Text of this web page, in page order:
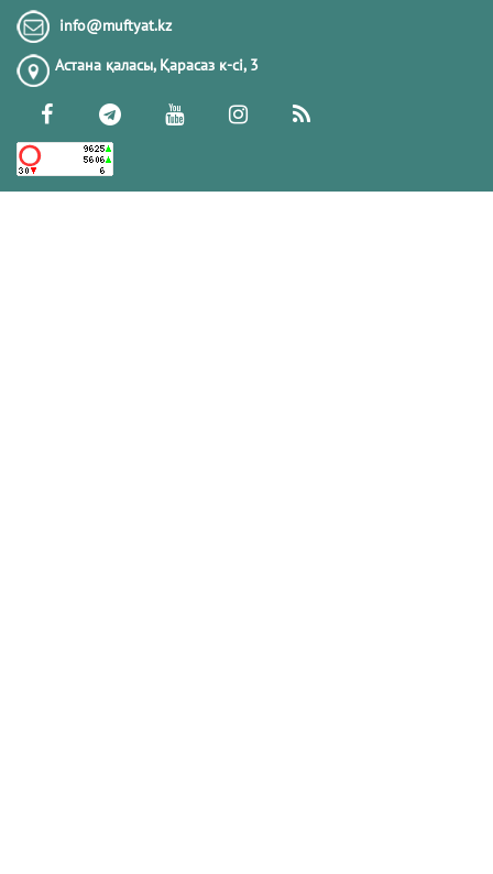
Тіл-көзден сақтану және одан арылу
жолдарын білесіз бе?
13.11.2017 178868
ГҮЛЕНШІЛЕР
info@muftyat.kz
Астана қаласы, Қарасаз к-сi, 3